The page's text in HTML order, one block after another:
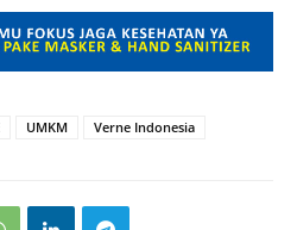
UMKM Verne Indonesia